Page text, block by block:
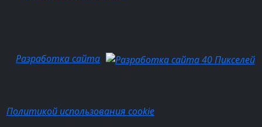
Разработка сайта
Политикой использования cookie